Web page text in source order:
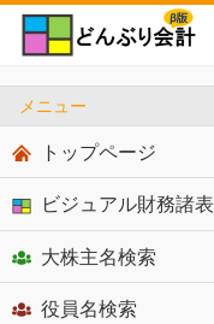
メニュー
トップページ
ビジュアル財務諸表
大株主名検索
役員名検索